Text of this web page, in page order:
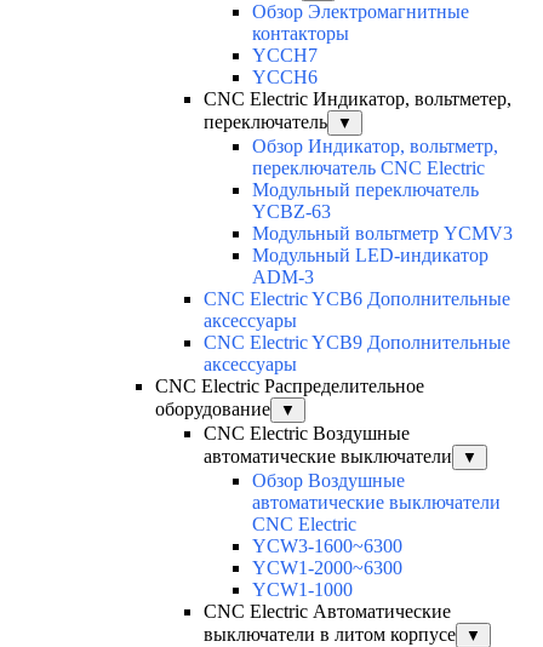
Обзор Электромагнитные
контакторы
YCCH7
YCCH6
CNC Electric Индикатор, вольтметер,
переключатель
▼
Обзор Индикатор, вольтметр,
переключатель CNC Electric
Модульный переключатель
YCBZ-63
Модульный вольтметр YCMV3
Модульный LED-индикатор
ADM-3
CNC Electric YCB6 Дополнительные
аксессуары
CNC Electric YCB9 Дополнительные
аксессуары
CNC Electric Распределительное
оборудование
▼
CNC Electric Воздушные
автоматические выключатели
▼
Обзор Воздушные
автоматические выключатели
CNC Electric
YCW3-1600~6300
YCW1-2000~6300
YCW1-1000
CNC Electric Автоматические
выключатели в литом корпусе
▼